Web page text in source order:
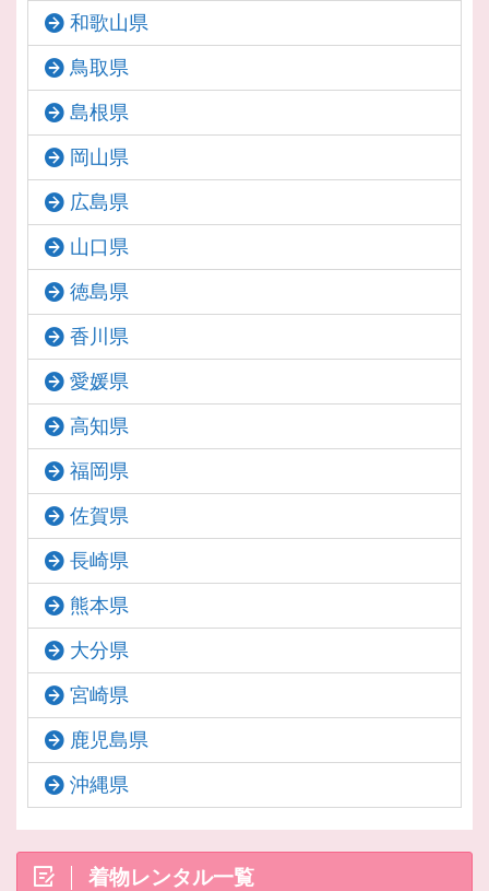
和歌山県
鳥取県
島根県
岡山県
広島県
山口県
徳島県
香川県
愛媛県
高知県
福岡県
佐賀県
長崎県
熊本県
大分県
宮崎県
鹿児島県
沖縄県
着物レンタル一覧